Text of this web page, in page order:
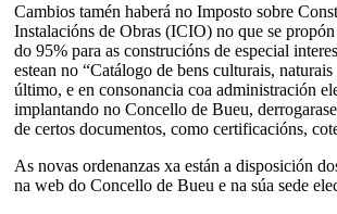
Cambios tamén haberá no Imposto sobre
Instalacións de Obras (ICIO) no que se
do 95% para as construcións de especial
estean no “Catálogo de bens culturais,
último, e en consonancia coa administración
implantando no Concello de Bueu,
de certos documentos, como certificacións,
As novas ordenanzas xa están a disposición
na web do Concello de Bueu e na súa sede